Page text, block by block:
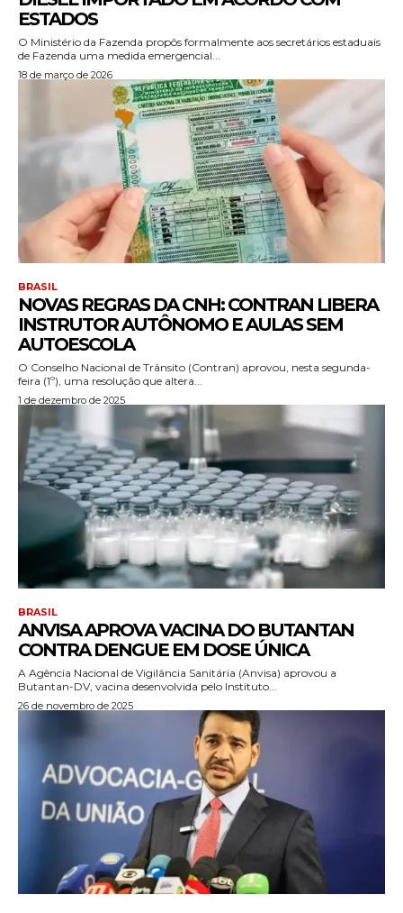
ESTADOS
O Ministério da Fazenda propôs formalmente aos secretários estaduais
de Fazenda uma medida emergencial...
18 de março de 2026
BRASIL
NOVAS REGRAS DA CNH: CONTRAN LIBERA
INSTRUTOR AUTÔNOMO E AULAS SEM
AUTOESCOLA
O Conselho Nacional de Trânsito (Contran) aprovou, nesta segunda-
feira (1º), uma resolução que altera...
1 de dezembro de 2025
BRASIL
ANVISA APROVA VACINA DO BUTANTAN
CONTRA DENGUE EM DOSE ÚNICA
A Agência Nacional de Vigilância Sanitária (Anvisa) aprovou a
Butantan-DV, vacina desenvolvida pelo Instituto...
26 de novembro de 2025